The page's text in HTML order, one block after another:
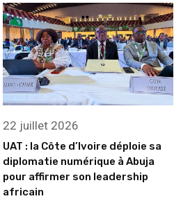
22 juillet 2026
UAT : la Côte d’Ivoire déploie sa
diplomatie numérique à Abuja
pour affirmer son leadership
africain